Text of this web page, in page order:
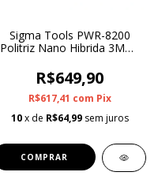
Sigma Tools PWR-8200
Politriz Nano Hibrida 3MM-
R$649,90
R$617,41 com Pix
10 x de R$64,99 sem juros